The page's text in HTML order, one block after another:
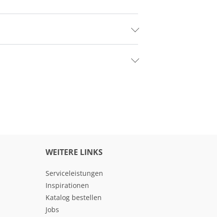
WEITERE LINKS
Serviceleistungen
Inspirationen
Katalog bestellen
Jobs